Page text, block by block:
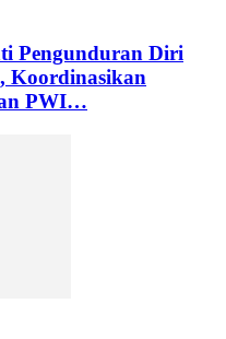
Pengunduran Diri
Koordinasikan
PWI…